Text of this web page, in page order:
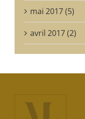
mai 2017 (5)
avril 2017 (2)